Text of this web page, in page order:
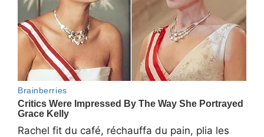
Rachel fit du café, réchauffa du pain, plia les